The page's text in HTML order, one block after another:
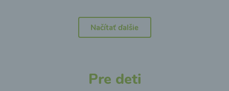
Načítať ďalšie
Pre deti